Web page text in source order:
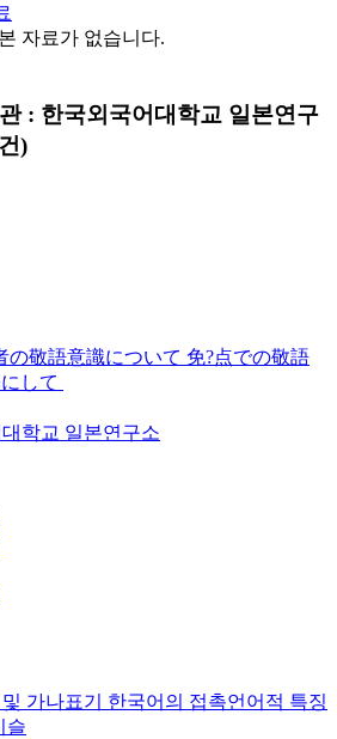
자료가 없습니다.
: 한국외국어대학교 일본연구
)
の敬語意識について ­免?点での敬語
して
학교 일본연구소
가나표기 한국어의 접촉언어적 특징
슬